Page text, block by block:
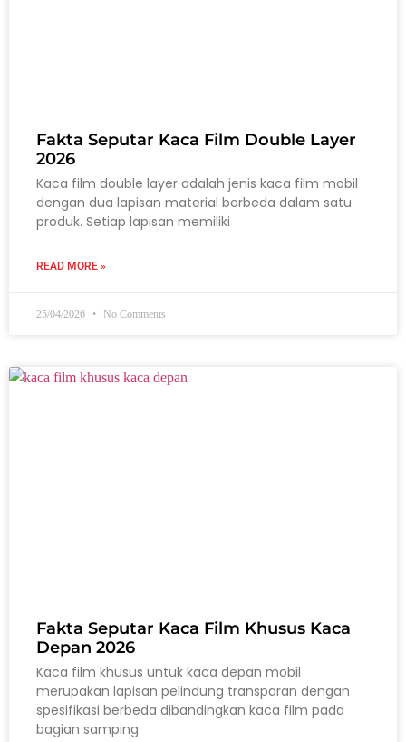
Fakta Seputar Kaca Film Double Layer
2026
Kaca film double layer adalah jenis kaca film mobil
dengan dua lapisan material berbeda dalam satu
produk. Setiap lapisan memiliki
READ MORE »
25/04/2026 No Comments
Fakta Seputar Kaca Film Khusus Kaca
Depan 2026
Kaca film khusus untuk kaca depan mobil
merupakan lapisan pelindung transparan dengan
spesifikasi berbeda dibandingkan kaca film pada
bagian samping